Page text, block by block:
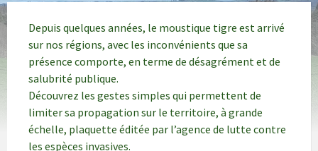
Depuis quelques années, le moustique tigre est arrivé
sur nos régions, avec les inconvénients que sa
présence comporte, en terme de désagrément et de
salubrité publique.
Découvrez les gestes simples qui permettent de
limiter sa propagation sur le territoire, à grande
échelle, plaquette éditée par l’agence de lutte contre
les espèces invasives.